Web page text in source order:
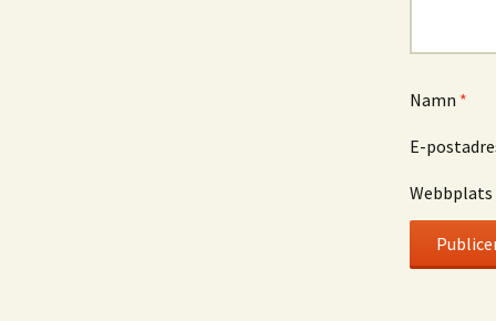
Namn *
E-
Webbplats